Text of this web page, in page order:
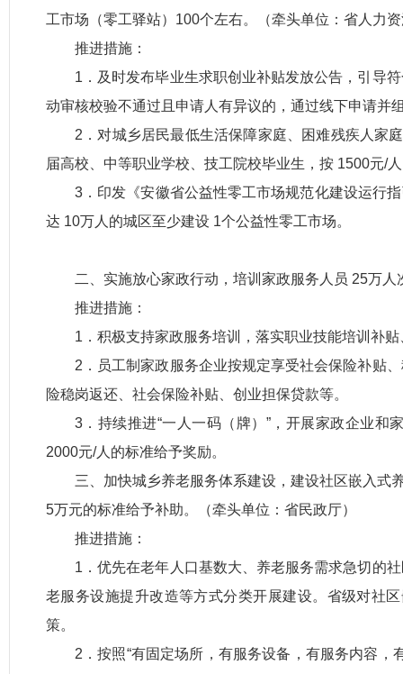
工市场（零工驿站）100个左右。（牵头单位：省人力
推进措施：
1．及时发布毕业生求职创业补贴发放公告，引导
动审核校验不通过且申请人有异议的，通过线下申请并
2．对城乡居民最低生活保障家庭、困难残疾人家
届高校、中等职业学校、技工院校毕业生，按 1500元/
3．印发《安徽省公益性零工市场规范化建设运行
达 10万人的城区至少建设 1个公益性零工市场。
二、实施放心家政行动，培训家政服务人员 25万
推进措施：
1．积极支持家政服务培训，落实职业技能培训补
2．员工制家政服务企业按规定享受社会保险补贴
险稳岗返还、社会保险补贴、创业担保贷款等。
3．持续推进“一人一码（牌）”，开展家政企业
2000元/人的标准给予奖励。
三、加快城乡养老服务体系建设，建设社区嵌入式
5万元的标准给予补助。（牵头单位：省民政厅）
推进措施：
1．优先在老年人口基数大、养老服务需求急切的
老服务设施提升改造等方式分类开展建设。省级对社
策。
2．按照“有固定场所，有服务设备，有服务内容